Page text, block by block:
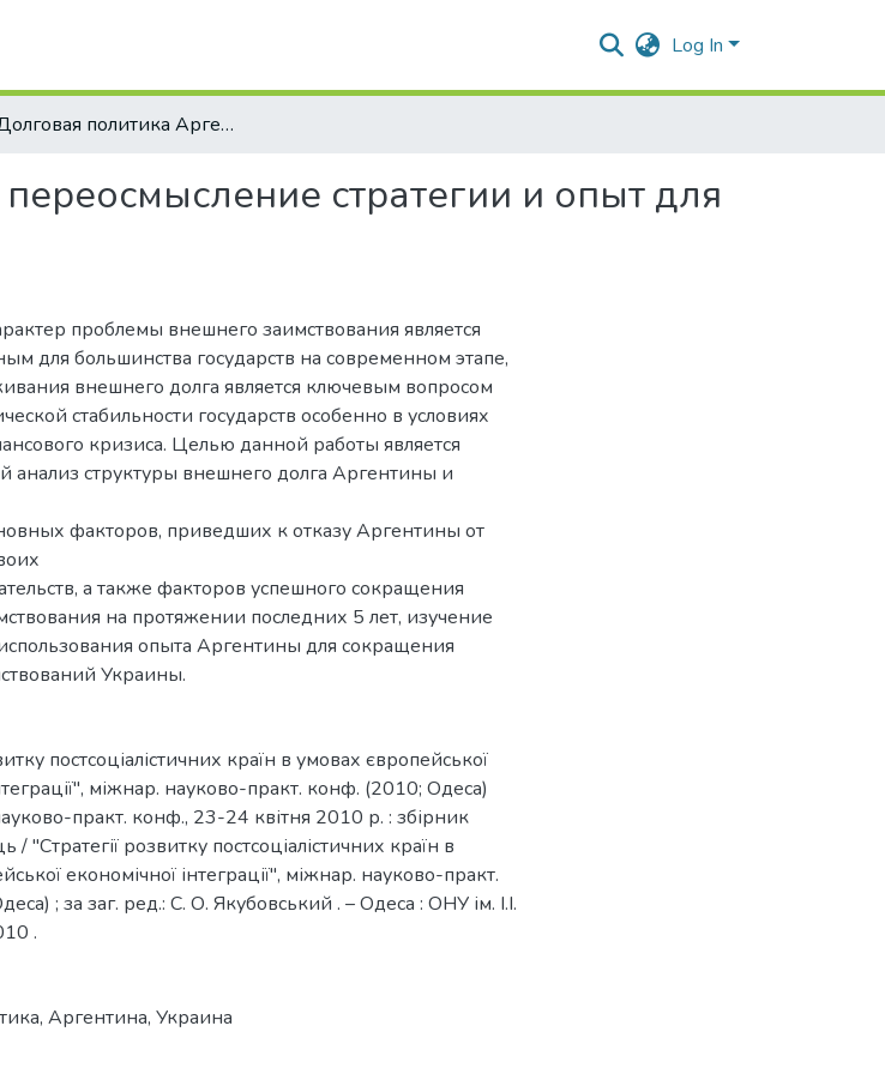
Log In
Долговая политика Аргентины: переосмысление стратегии и опыт для Украины
стратегии и опыт для
проблемы внешнего заимствования является
для большинства государств на современном этапе,
внешнего долга является ключевым вопросом
стабильности государств особенно в условиях
кризиса. Целью данной работы является
анализ структуры внешнего долга Аргентины и
факторов, приведших к отказу Аргентины от
а также факторов успешного сокращения
на протяжении последних 5 лет, изучение
опыта Аргентины для сокращения
Украины.
постсоціалістичних країн в умовах європейської
міжнар. науково-практ. конф. (2010; Одеса)
практ. конф., 23-24 квітня 2010 р. : збірник
/ "Стратегії розвитку постсоціалістичних країн в
економічної інтеграції", міжнар. науково-практ.
; за заг. ред.: С. О. Якубовський . – Одеса : ОНУ ім. І.І.
.
, Аргентина, Украина